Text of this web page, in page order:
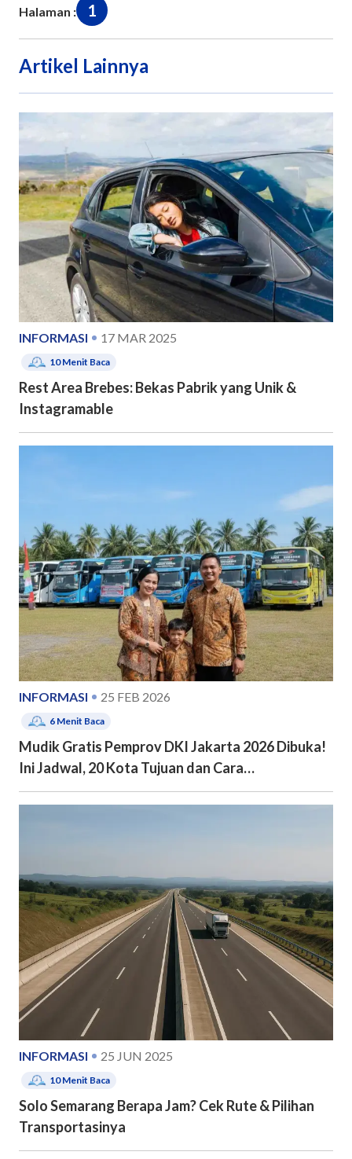
Halaman : 1
Artikel Lainnya
INFORMASI 17 MAR 2025
10Menit Baca
Rest Area Brebes: Bekas Pabrik yang Unik &
Instagramable
INFORMASI 25 FEB 2026
6 Menit Baca
Mudik Gratis Pemprov DKI Jakarta 2026 Dibuka!
Ini Jadwal, 20 Kota Tujuan dan Cara
Pendaftarannya
INFORMASI 25 JUN 2025
10Menit Baca
Solo Semarang Berapa Jam? Cek Rute & Pilihan
Transportasinya